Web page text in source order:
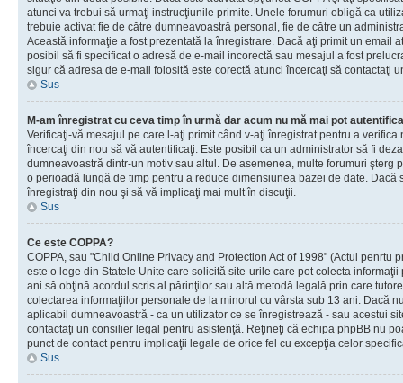
atunci va trebui să urmaţi instrucţiunile primite. Unele forumuri obligă ca
trebuie activat fie de către dumneavoastră personal, fie de către un
Această informaţie a fost prezentată la înregistrare. Dacă aţi primit un email
posibil să fi specificat o adresă de e-mail incorectă sau mesajul a fost
sigur că adresa de e-mail folosită este corectă atunci încercaţi să contactaţi
Sus
M-am înregistrat cu ceva timp în urmă dar acum nu mă mai pot
Verificaţi-vă mesajul pe care l-aţi primit când v-aţi înregistrat pentru a
încercaţi din nou să vă autentificaţi. Este posibil ca un administrator să fi
dumneavoastră dintr-un motiv sau altul. De asemenea, multe forumuri şterg
o perioadă lungă de timp pentru a reduce dimensiunea bazei de date. Dacă
înregistraţi din nou şi să vă implicaţi mai mult în discuţii.
Sus
Ce este COPPA?
COPPA, sau "Child Online Privacy and Protection Act of 1998" (Actul penrtu
este o lege din Statele Unite care solicită site-urile care pot colecta
ani să obţină acordul scris al părinţilor sau altă metodă legală prin care
colectarea informaţiilor personale de la minorul cu vârsta sub 13 ani. Dacă
aplicabil dumneavoastră - ca un utilizator ce se înregistrează - sau acestui
contactaţi un consilier legal pentru asistenţă. Reţineţi că echipa phpBB nu
punct de contact pentru implicaţii legale de orice fel cu excepţia celor
Sus